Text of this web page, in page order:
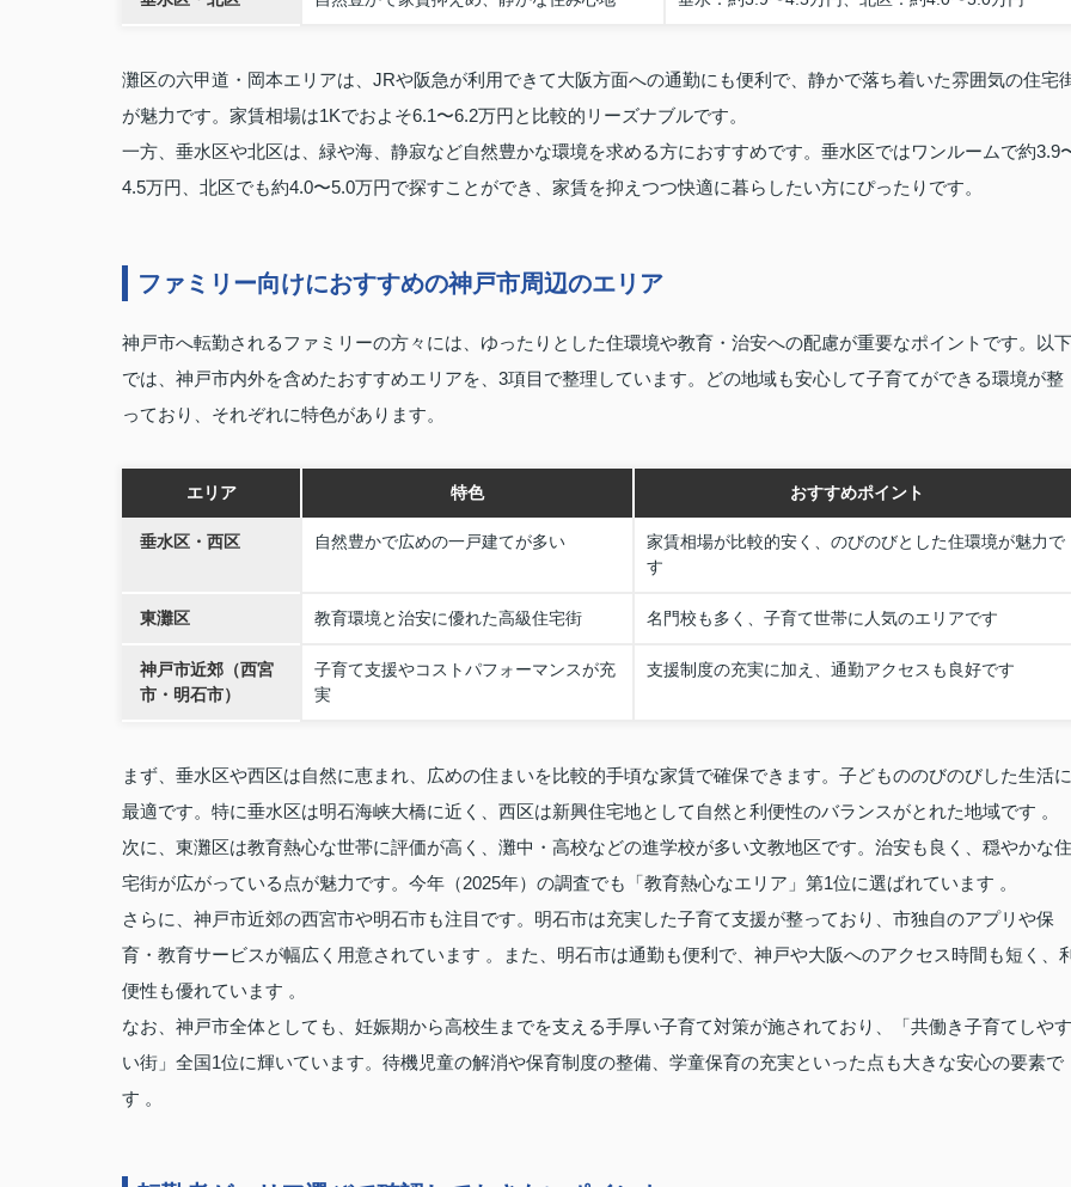
灘区の六甲道・岡本エリアは、JRや阪急が利用できて大阪方面への通勤にも便利で、静かで落ち着いた雰囲気の住宅
が魅力です。家賃相場は1Kでおよそ6.1〜6.2万円と比較的リーズナブルです。
一方、垂水区や北区は、緑や海、静寂など自然豊かな環境を求める方におすすめです。垂水区ではワンルームで約3.9
4.5万円、北区でも約4.0〜5.0万円で探すことができ、家賃を抑えつつ快適に暮らしたい方にぴったりです。
ファミリー向けにおすすめの神戸市周辺のエリア
神戸市へ転勤されるファミリーの方々には、ゆったりとした住環境や教育・治安への配慮が重要なポイントです。以下
では、神戸市内外を含めたおすすめエリアを、3項目で整理しています。どの地域も安心して子育てができる環境が整
っており、それぞれに特色があります。
エリア 特色 おすすめポイント
垂水区・西区 自然豊かで広めの一戸建てが多い
家賃相場が比較的安く、のびのびとした住環境が魅力で
す
東灘区 教育環境と治安に優れた高級住宅街 名門校も多く、子育て世帯に人気のエリアです
神戸市近郊（西宮
市・明石市）
子育て支援やコストパフォーマンスが充
実
支援制度の充実に加え、通勤アクセスも良好です
まず、垂水区や西区は自然に恵まれ、広めの住まいを比較的手頃な家賃で確保できます。子どもののびのびした生活に
最適です。特に垂水区は明石海峡大橋に近く、西区は新興住宅地として自然と利便性のバランスがとれた地域です 。
次に、東灘区は教育熱心な世帯に評価が高く、灘中・高校などの進学校が多い文教地区です。治安も良く、穏やかな住
宅街が広がっている点が魅力です。今年（2025年）の調査でも「教育熱心なエリア」第1位に選ばれています 。
さらに、神戸市近郊の西宮市や明石市も注目です。明石市は充実した子育て支援が整っており、市独自のアプリや保
育・教育サービスが幅広く用意されています 。また、明石市は通勤も便利で、神戸や大阪へのアクセス時間も短く、
便性も優れています 。
なお、神戸市全体としても、妊娠期から高校生までを支える手厚い子育て対策が施されており、「共働き子育てしやす
い街」全国1位に輝いています。待機児童の解消や保育制度の整備、学童保育の充実といった点も大きな安心の要素で
す 。